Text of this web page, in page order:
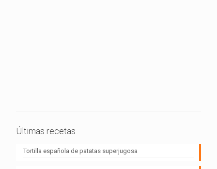
Últimas recetas
Tortilla española de patatas superjugosa